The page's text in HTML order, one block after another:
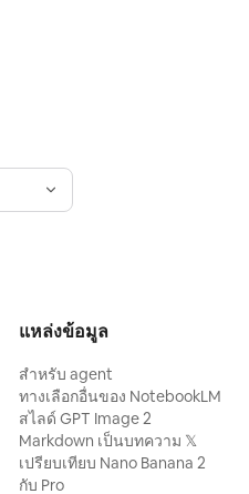
แหล่งข้อมูล
สำหรับ agent
ทางเลือกอื่นของ NotebookLM
สไลด์ GPT Image 2
Markdown เป็นบทความ 𝕏
เปรียบเทียบ Nano Banana 2
กับ Pro